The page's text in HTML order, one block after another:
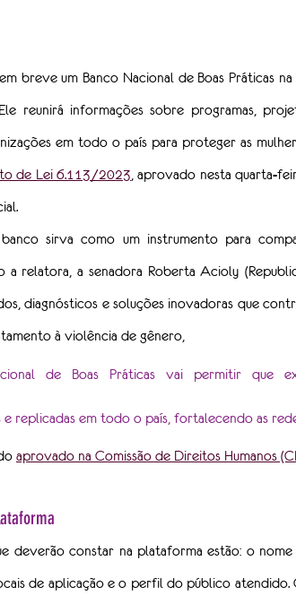
breve um Banco Nacional de Boas Práticas
reunirá informações sobre programas,
em todo o país para proteger as
de Lei 6.113/2023 , aprovado nesta quarta-
sirva como um instrumento para
a relatora, a senadora Roberta Acioly
diagnósticos e soluções inovadoras que
à violência de gênero,
de Boas Práticas vai permitir que
e replicadas em todo o país, fortalecendo as
aprovado na Comissão de Direitos Humanos
deverão constar na plataforma estão: o
de aplicação e o perfil do público